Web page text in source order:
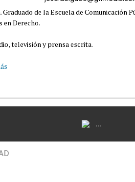
Graduado de la Escuela de Comunicación
en Derecho.
televisión y prensa escrita.
...